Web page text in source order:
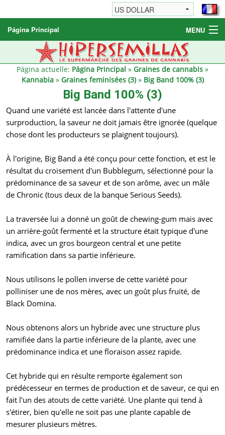
Página Principal MENU
Graines de cannabis
Autres produits
Página actuelle: Página Principal » Graines de cannabis »
Kannabia» Graines feminisées (3)» Big Band 100% (3)
Big Band 100% (3)
Quand une variété est lancée dans l'attente d'une
surproduction, la saveur ne doit jamais être ignorée (quelque
chose dont les producteurs se plaignent toujours).
À l'origine, Big Band a été conçu pour cette fonction, et est le
résultat du croisement d'un Bubblegum, sélectionné pour la
prédominance de sa saveur et de son arôme, avec un mâle
de Chronic (tous deux de la banque Serious Seeds).
La traversée lui a donné un goût de chewing-gum mais avec
un arrière-goût fermenté et la structure était typique d'une
indica, avec un gros bourgeon central et une petite
ramification dans sa partie inférieure.
Nous utilisons le pollen inverse de cette variété pour
polliniser une de nos mères, avec un goût plus fruité, de
Black Domina.
Nous obtenons alors un hybride avec une structure plus
ramifiée dans la partie inférieure de la plante, avec une
prédominance indica et une floraison assez rapide.
Cet hybride qui en résulte remporte également son
prédécesseur en termes de production et de saveur, ce qui en
fait l'un des atouts de cette variété. Une plante qui tend à
s'étirer, bien qu'elle ne soit pas une plante capable de
mesurer plusieurs mètres.